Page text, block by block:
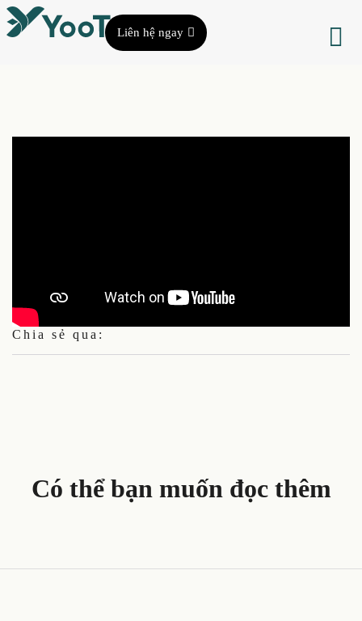
Liên hệ ngay
Chia sẻ qua:
Có thể bạn muốn đọc thêm